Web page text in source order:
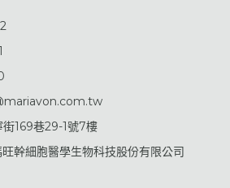
169巷29-1號7樓
幹細胞醫學生物科技股份有限公司